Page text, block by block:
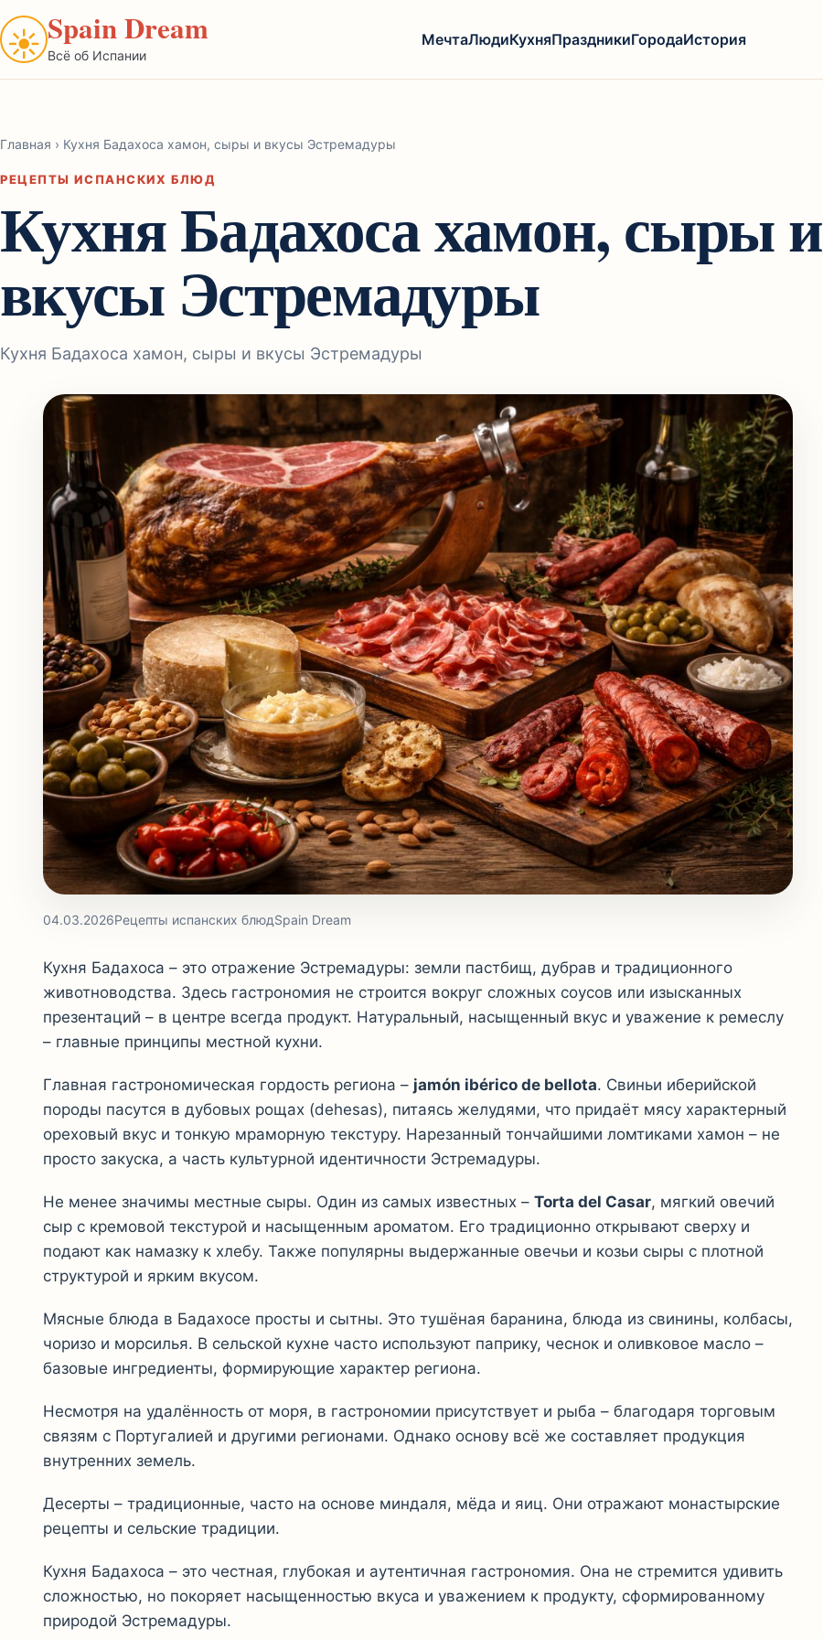
☀Spain Dream
Всё об Испании
МечтаЛюдиКухняПраздникиГородаИстория
Главная › Кухня Бадахоса хамон, сыры и вкусы Эстремадуры
РЕЦЕПТЫ ИСПАНСКИХ БЛЮД
Кухня Бадахоса хамон, сыры и
вкусы Эстремадуры
Кухня Бадахоса хамон, сыры и вкусы Эстремадуры
04.03.2026Рецепты испанских блюдSpain Dream
Кухня Бадахоса – это отражение Эстремадуры: земли пастбищ, дубрав и традиционного
животноводства. Здесь гастрономия не строится вокруг сложных соусов или изысканных
презентаций – в центре всегда продукт. Натуральный, насыщенный вкус и уважение к ремеслу
– главные принципы местной кухни.
Главная гастрономическая гордость региона – jamón ibérico de bellota. Свиньи иберийской
породы пасутся в дубовых рощах (dehesas), питаясь желудями, что придаёт мясу характерный
ореховый вкус и тонкую мраморную текстуру. Нарезанный тончайшими ломтиками хамон – не
просто закуска, а часть культурной идентичности Эстремадуры.
Не менее значимы местные сыры. Один из самых известных – Torta del Casar, мягкий овечий
сыр с кремовой текстурой и насыщенным ароматом. Его традиционно открывают сверху и
подают как намазку к хлебу. Также популярны выдержанные овечьи и козьи сыры с плотной
структурой и ярким вкусом.
Мясные блюда в Бадахосе просты и сытны. Это тушёная баранина, блюда из свинины, колбасы,
чоризо и морсилья. В сельской кухне часто используют паприку, чеснок и оливковое масло –
базовые ингредиенты, формирующие характер региона.
Несмотря на удалённость от моря, в гастрономии присутствует и рыба – благодаря торговым
связям с Португалией и другими регионами. Однако основу всё же составляет продукция
внутренних земель.
Десерты – традиционные, часто на основе миндаля, мёда и яиц. Они отражают монастырские
рецепты и сельские традиции.
Кухня Бадахоса – это честная, глубокая и аутентичная гастрономия. Она не стремится удивить
сложностью, но покоряет насыщенностью вкуса и уважением к продукту, сформированному
природой Эстремадуры.